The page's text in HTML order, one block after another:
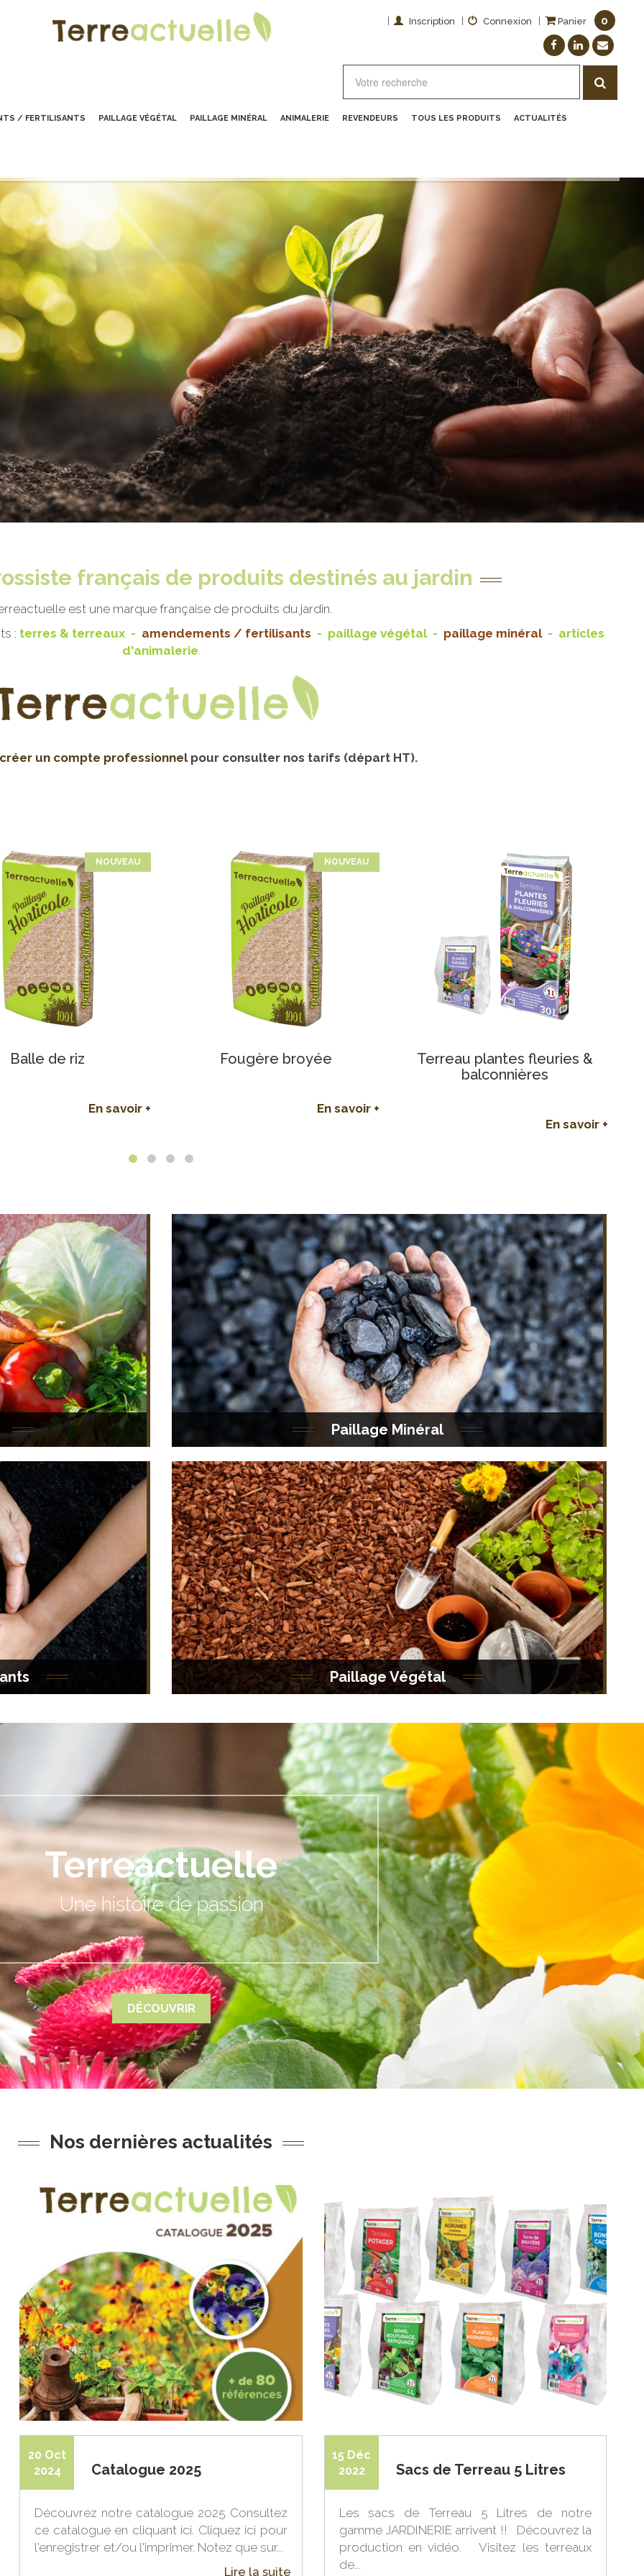
Inscription Connexion Panier 0
/ FERTILISANTS PAILLAGE VÉGÉTAL PAILLAGE MINÉRAL ANIMALERIE REVENDEURS TOUS LES PRODUITS ACTUALITÉS
français de produits destinés au jardin
est une marque française de produits du jardin.
: terres & terreaux - amendements / fertilisants - paillage végétal- paillage minéral- articles
d'animalerie.
créer un compte professionnelpour consulter nos tarifs (départ HT).
NOUVEAU
Fougère broyée
En savoir +
Terreau plantes fleuries &
Fibre de peuplier
de la marque
Paillage Minéral
Découvrez ici la gamme de paillage minéral / décors minéraux de
la marque Terreactuelle.
fertilisants de la
Paillage Végétal
Découvrez ici la gamme de paillage végétal de la marque
Terreactuelle.
Terreactuelle
Une histoire de passion
DÉCOUVRIR
Nos dernières actualités
20 Oct
2024
Catalogue 2025
Découvrez notre catalogue 2025 Consultez
ce catalogue en cliquant ici. Cliquez ici pour
l'enregistrer et/ou l'imprimer. Notez que sur...
Lire la suite
15 Déc
2022
Sacs de Terreau 5 Litres
Les sacs de Terreau 5 Litres de notre
gamme JARDINERIE arrivent !! Découvrez la
production en vidéo. Visitez les terreaux
de...